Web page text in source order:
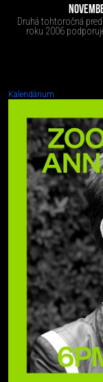
Druhá tohtoročná
roku 2006
Kalendárium